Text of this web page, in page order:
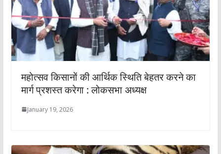
महोत्सव किसानों की आर्थिक स्थिति बेहतर करने का
मार्ग प्रशस्त करेगा : लोकसभा अध्यक्ष
January 19, 2026